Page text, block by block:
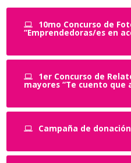
10mo Concurso de
“Emprendedoras/es en
1er Concurso de
mayores “Te cuento que
Campaña de